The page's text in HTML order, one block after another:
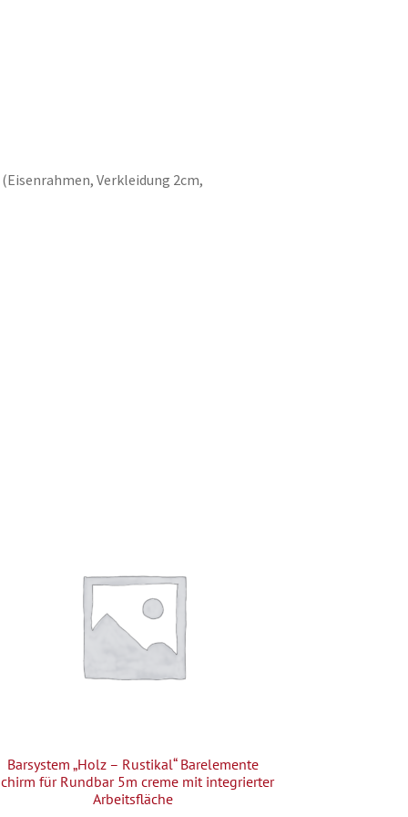
Verkleidung 2cm,
Barsystem „Holz – Rustikal“ Barelemente
für Rundbar 5m creme mit integrierter
Arbeitsfläche